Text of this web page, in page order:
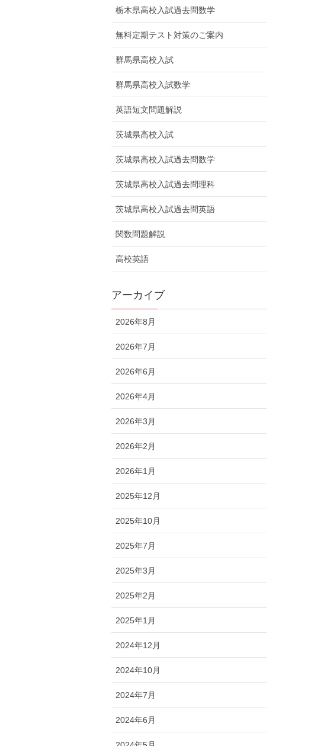
栃木県高校入試過去問数学
無料定期テスト対策のご案内
群馬県高校入試
群馬県高校入試数学
英語短文問題解説
茨城県高校入試
茨城県高校入試過去問数学
茨城県高校入試過去問理科
茨城県高校入試過去問英語
関数問題解説
高校英語
アーカイブ
2026年8月
2026年7月
2026年6月
2026年4月
2026年3月
2026年2月
2026年1月
2025年12月
2025年10月
2025年7月
2025年3月
2025年2月
2025年1月
2024年12月
2024年10月
2024年7月
2024年6月